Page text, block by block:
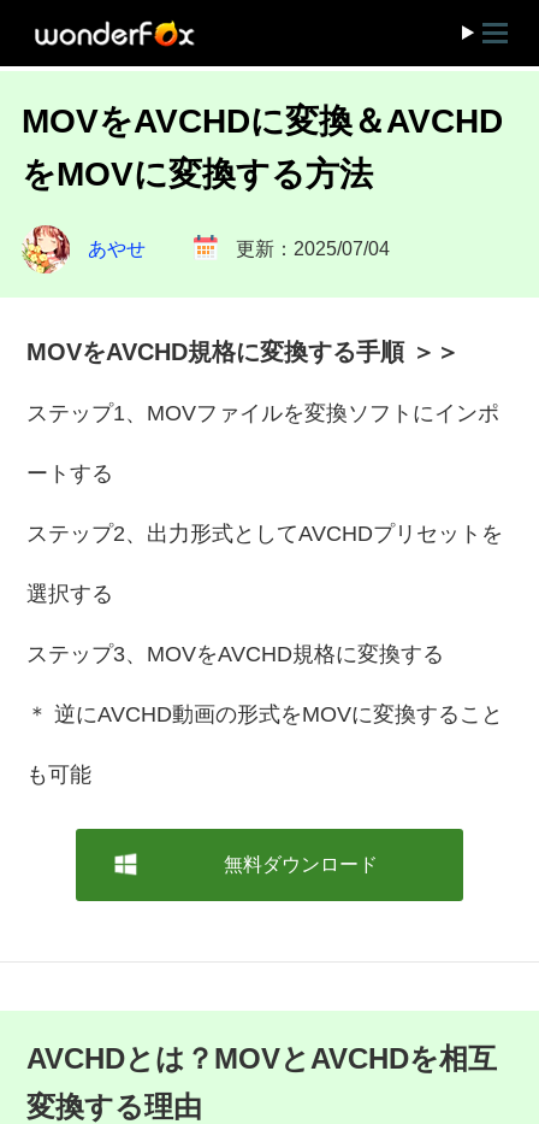
MOVをAVCHDに変換＆AVCHD
をMOVに変換する方法
あやせ 更新：2025/07/04
MOVをAVCHD規格に変換する手順 ＞＞
ステップ1、MOVファイルを変換ソフトにインポ
ートする
ステップ2、出力形式としてAVCHDプリセットを
選択する
ステップ3、MOVをAVCHD規格に変換する
＊ 逆にAVCHD動画の形式をMOVに変換すること
も可能
無料ダウンロード
AVCHDとは？MOVとAVCHDを相互
変換する理由